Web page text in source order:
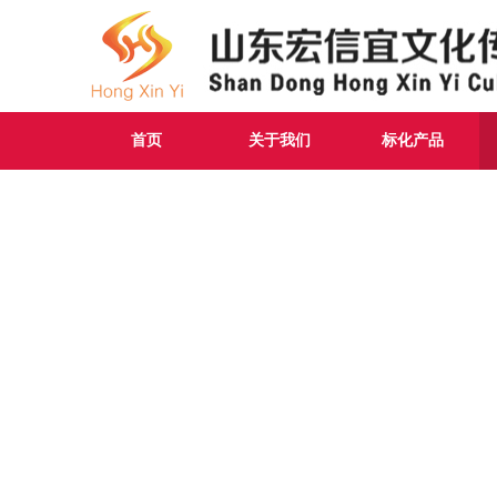
首页 关于我们 标化产品